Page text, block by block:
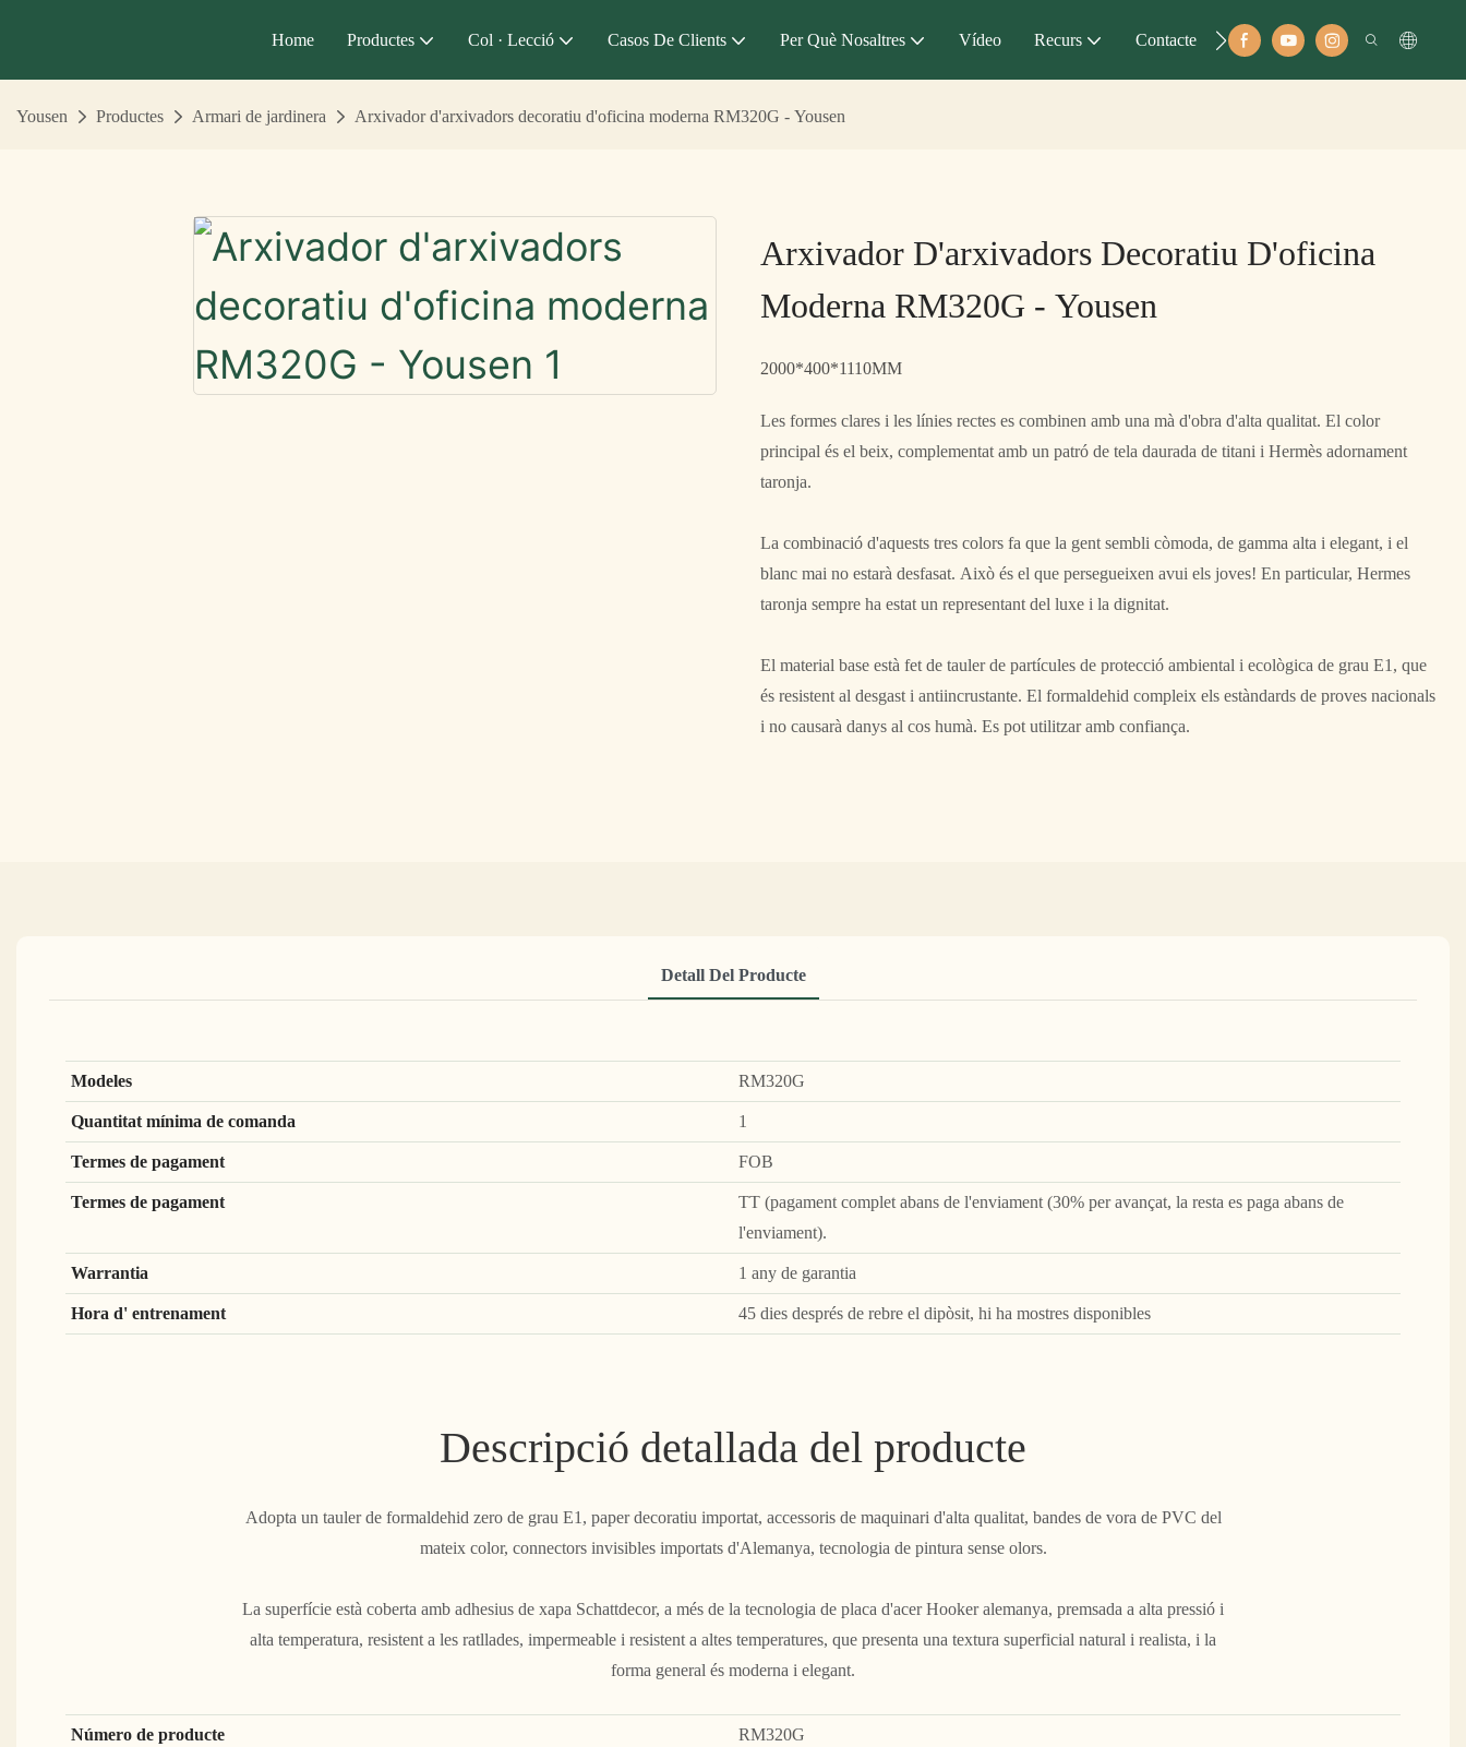
Home Productes Col · Lecció Casos De Clients Per Què Nosaltres Vídeo Recurs Contacte
Yousen Productes Armari de jardinera Arxivador d'arxivadors decoratiu d'oficina moderna RM320G - Yousen
Arxivador D'arxivadors Decoratiu D'oficina
Moderna RM320G - Yousen
2000*400*1110MM
Les formes clares i les línies rectes es combinen amb una mà d'obra d'alta qualitat. El color
principal és el beix, complementat amb un patró de tela daurada de titani i Hermès adornament
taronja.
La combinació d'aquests tres colors fa que la gent sembli còmoda, de gamma alta i elegant, i el
blanc mai no estarà desfasat. Això és el que persegueixen avui els joves! En particular, Hermes
taronja sempre ha estat un representant del luxe i la dignitat.
El material base està fet de tauler de partícules de protecció ambiental i ecològica de grau E1, que
és resistent al desgast i antiincrustante. El formaldehid compleix els estàndards de proves nacionals
i no causarà danys al cos humà. Es pot utilitzar amb confiança.
Detall Del Producte
Modeles
RM320G
Quantitat mínima de comanda
1
Termes de pagament
FOB
Termes de pagament
TT (pagament complet abans de l'enviament (30% per avançat, la resta es paga abans de
l'enviament).
Warrantia
1 any de garantia
Hora d' entrenament
45 dies després de rebre el dipòsit, hi ha mostres disponibles
Descripció detallada del producte
Adopta un tauler de formaldehid zero de grau E1, paper decoratiu importat, accessoris de maquinari d'alta qualitat, bandes de vora de PVC del
mateix color, connectors invisibles importats d'Alemanya, tecnologia de pintura sense olors.
La superfície està coberta amb adhesius de xapa Schattdecor, a més de la tecnologia de placa d'acer Hooker alemanya, premsada a alta pressió i
alta temperatura, resistent a les ratllades, impermeable i resistent a altes temperatures, que presenta una textura superficial natural i realista, i la
forma general és moderna i elegant.
Número de producte
RM320G